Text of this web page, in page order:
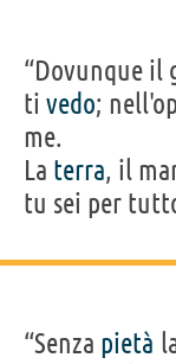
“Dovunque il
tivedo;
me.
La terra, il
tu sei per
“Senza pietà